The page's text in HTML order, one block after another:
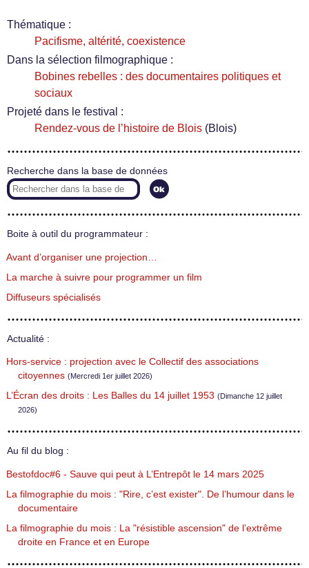
Thématique :
Pacifisme, altérité, coexistence
Dans la sélection filmographique :
Bobines rebelles : des documentaires politiques et
sociaux
Projeté dans le festival :
Rendez-vous de l’histoire de Blois (Blois)
Recherche dans la base de données
Boite à outil du programmateur :
Avant d’organiser une projection…
La marche à suivre pour programmer un film
Diffuseurs spécialisés
Actualité :
Hors-service : projection avec le Collectif des associations
citoyennes (Mercredi 1er juillet 2026)
L’Écran des droits : Les Balles du 14 juillet 1953 (Dimanche 12 juillet
2026)
Au fil du blog :
Bestofdoc#6 - Sauve qui peut à L’Entrepôt le 14 mars 2025
La filmographie du mois : "Rire, c’est exister". De l’humour dans le
documentaire
La filmographie du mois : La "résistible ascension" de l’extrême
droite en France et en Europe